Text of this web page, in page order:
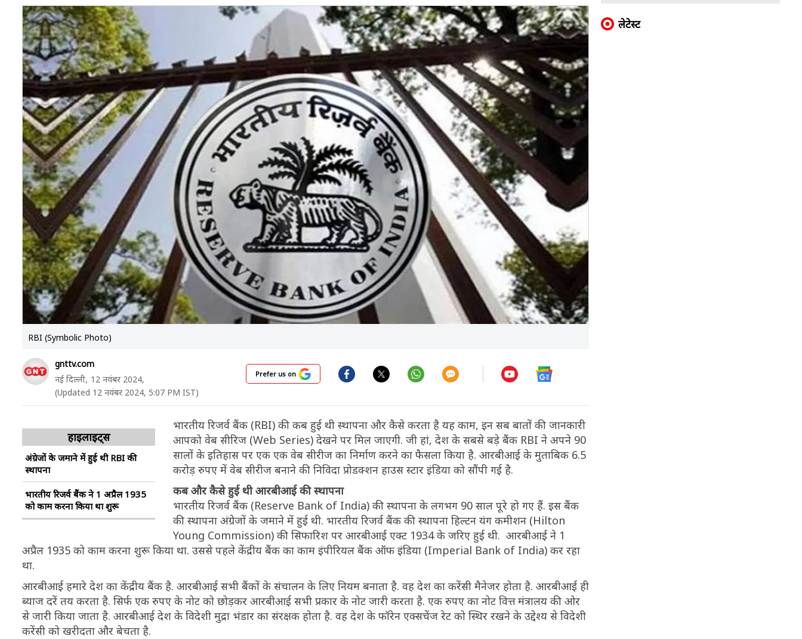
RBI (Symbolic Photo)
gnttv.com
नई दिल्ली, 12 नवंबर 2024,
(Updated 12 नवंबर 2024, 5:07 PM IST)
Prefer us on
हाइलाइट्स
अंग्रेजों के जमाने में हुई थी RBI की
स्थापना
भारतीय रिजर्व बैंक ने 1 अप्रैल 1935
को काम करना किया था शुरू
भारतीय रिजर्व बैंक (RBI) की कब हुई थी स्थापना और कैसे करता है यह काम, इन सब बातों की जानकारी
आपको वेब सीरिज (Web Series) देखने पर मिल जाएगी. जी हां, देश के सबसे बड़े बैंक RBI ने अपने 90
सालों के इतिहास पर एक एक वेब सीरीज का निर्माण करने का फैसला किया है. आरबीआई के मुताबिक 6.5
करोड़ रुपए में वेब सीरीज बनाने की निविदा प्रोडक्शन हाउस स्टार इंडिया को सौंपी गई है.
कब और कैसे हुई थी आरबीआई की स्थापना
भारतीय रिजर्व बैंक (Reserve Bank of India) की स्थापना के लगभग 90 साल पूरे हो गए हैं. इस बैंक
की स्थापना अंग्रेजों के जमाने में हुई थी. भारतीय रिजर्व बैंक की स्थापना हिल्टन यंग कमीशन (Hilton
Young Commission) की सिफारिश पर आरबीआई एक्ट 1934 के जरिए हुई थी. आरबीआई ने 1
अप्रैल 1935 को काम करना शुरू किया था. उससे पहले केंद्रीय बैंक का काम इंपीरियल बैंक ऑफ इंडिया (Imperial Bank of India) कर रहा
था.
आरबीआई हमारे देश का केंद्रीय बैंक है. आरबीआई सभी बैंकों के संचालन के लिए नियम बनाता है. वह देश का करेंसी मैनेजर होता है. आरबीआई ही
ब्याज दरें तय करता है. सिर्फ एक रुपए के नोट को छोड़कर आरबीआई सभी प्रकार के नोट जारी करता है. एक रुपए का नोट वित्त मंत्रालय की ओर
से जारी किया जाता है. आरबीआई देश के विदेशी मुद्रा भंडार का संरक्षक होता है. वह देश के फॉरेन एक्सचेंज रेट को स्थिर रखने के उद्देश्य से विदेशी
करेंसी को खरीदता और बेचता है.
लेटेस्ट